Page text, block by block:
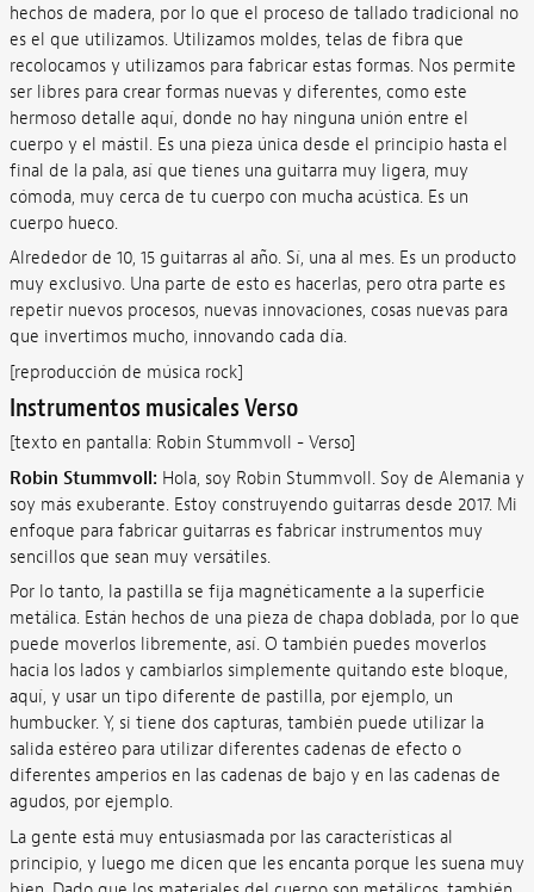
hechos de madera, por lo que el proceso de tallado tradicional no
es el que utilizamos. Utilizamos moldes, telas de fibra que
recolocamos y utilizamos para fabricar estas formas. Nos permite
ser libres para crear formas nuevas y diferentes, como este
hermoso detalle aquí, donde no hay ninguna unión entre el
cuerpo y el mástil. Es una pieza única desde el principio hasta el
final de la pala, así que tienes una guitarra muy ligera, muy
cómoda, muy cerca de tu cuerpo con mucha acústica. Es un
cuerpo hueco.
Alrededor de 10, 15 guitarras al año. Sí, una al mes. Es un producto
muy exclusivo. Una parte de esto es hacerlas, pero otra parte es
repetir nuevos procesos, nuevas innovaciones, cosas nuevas para
que invertimos mucho, innovando cada día.
[reproducción de música rock]
Instrumentos musicales Verso
[texto en pantalla: Robin Stummvoll - Verso]
Robin Stummvoll: Hola, soy Robin Stummvoll. Soy de Alemania y
soy más exuberante. Estoy construyendo guitarras desde 2017. Mi
enfoque para fabricar guitarras es fabricar instrumentos muy
sencillos que sean muy versátiles.
Por lo tanto, la pastilla se fija magnéticamente a la superficie
metálica. Están hechos de una pieza de chapa doblada, por lo que
puede moverlos libremente, así. O también puedes moverlos
hacia los lados y cambiarlos simplemente quitando este bloque,
aquí, y usar un tipo diferente de pastilla, por ejemplo, un
humbucker. Y, si tiene dos capturas, también puede utilizar la
salida estéreo para utilizar diferentes cadenas de efecto o
diferentes amperios en las cadenas de bajo y en las cadenas de
agudos, por ejemplo.
La gente está muy entusiasmada por las características al
principio, y luego me dicen que les encanta porque les suena muy